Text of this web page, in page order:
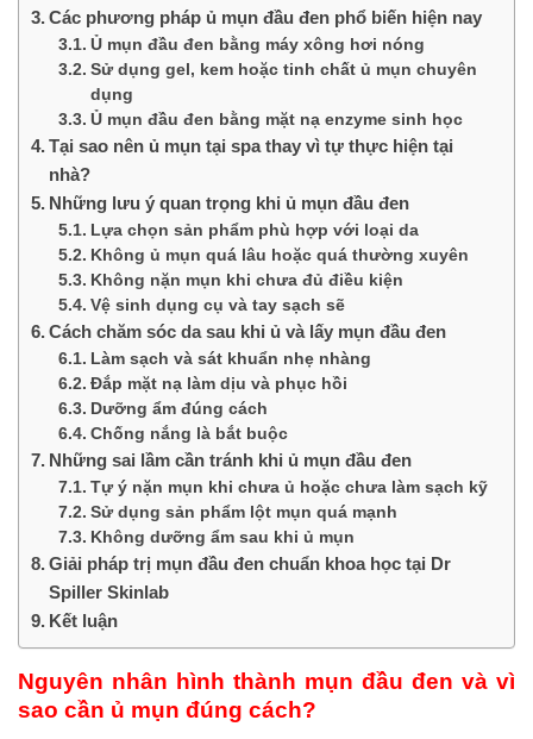
Các phương pháp ủ mụn đầu đen phổ biến hiện nay
Ủ mụn đầu đen bằng máy xông hơi nóng
Sử dụng gel, kem hoặc tinh chất ủ mụn chuyên
dụng
Ủ mụn đầu đen bằng mặt nạ enzyme sinh học
Tại sao nên ủ mụn tại spa thay vì tự thực hiện tại
nhà?
Những lưu ý quan trọng khi ủ mụn đầu đen
Lựa chọn sản phẩm phù hợp với loại da
Không ủ mụn quá lâu hoặc quá thường xuyên
Không nặn mụn khi chưa đủ điều kiện
Vệ sinh dụng cụ và tay sạch sẽ
Cách chăm sóc da sau khi ủ và lấy mụn đầu đen
Làm sạch và sát khuẩn nhẹ nhàng
Đắp mặt nạ làm dịu và phục hồi
Dưỡng ẩm đúng cách
Chống nắng là bắt buộc
Những sai lầm cần tránh khi ủ mụn đầu đen
Tự ý nặn mụn khi chưa ủ hoặc chưa làm sạch kỹ
Sử dụng sản phẩm lột mụn quá mạnh
Không dưỡng ẩm sau khi ủ mụn
Giải pháp trị mụn đầu đen chuẩn khoa học tại Dr
Spiller Skinlab
Kết luận
Nguyên nhân hình thành mụn đầu đen và vì
sao cần ủ mụn đúng cách?